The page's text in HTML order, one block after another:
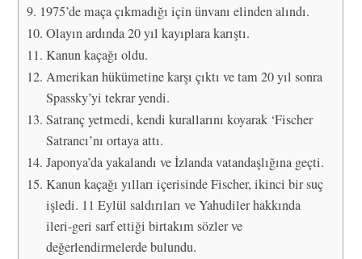
1975’de maça çıkmadığı için ünvanı elinden alındı.
Olayın ardında 20 yıl kayıplara karıştı.
Kanun kaçağı oldu.
Amerikan hükümetine karşı çıktı ve tam 20 yıl sonra
Spassky’yi tekrar yendi.
Satranç yetmedi, kendi kurallarını koyarak ‘Fischer
Satrancı’nı ortaya attı.
Japonya’da yakalandı ve İzlanda vatandaşlığına geçti.
Kanun kaçağı yılları içerisinde Fischer, ikinci bir suç
işledi. 11 Eylül saldırıları ve Yahudiler hakkında
ileri-geri sarf ettiği birtakım sözler ve
değerlendirmelerde bulundu.